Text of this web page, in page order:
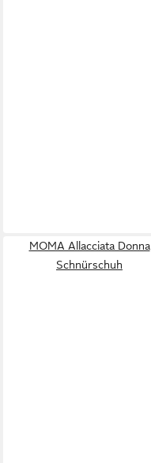
MOMA Allacciata Donna
Schnürschuh